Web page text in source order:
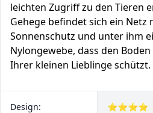
leichten Zugriff zu den Tieren
Gehege befindet sich ein
Sonnenschutz und unter ihm
Nylongewebe, dass den
Ihrer kleinen Lieblinge schützt.
Design: ⭐⭐⭐⭐